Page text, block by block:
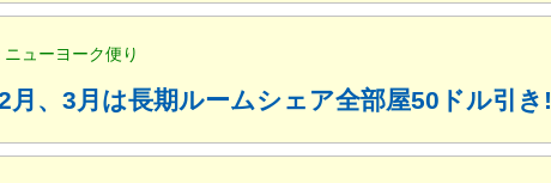
ューヨーク便り
、3月は長期ルームシェア全部屋50ドル引き!